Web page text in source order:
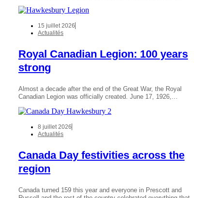
15 juillet 2026
Actualités
Royal Canadian Legion: 100 years
strong
Almost a decade after the end of the Great War, the Royal
Canadian Legion was officially created. June 17, 1926,…
8 juillet 2026
Actualités
Canada Day festivities across the
region
Canada turned 159 this year and everyone in Prescott and